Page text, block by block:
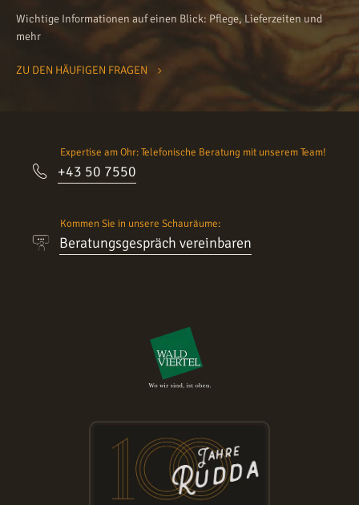
Wichtige Informationen auf einen Blick: Pflege, Lieferzeiten und
mehr
ZU DEN HÄUFIGEN FRAGEN
Expertise am Ohr: Telefonische Beratung mit unserem Team!
+43 50 7550
Kommen Sie in unsere Schauräume:
Beratungsgespräch vereinbaren